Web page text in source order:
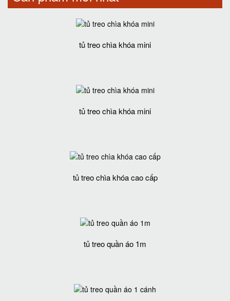
tủ treo chìa khóa mini
tủ treo chìa khóa mini
tủ treo chìa khóa cao cấp
tủ treo quần áo 1m